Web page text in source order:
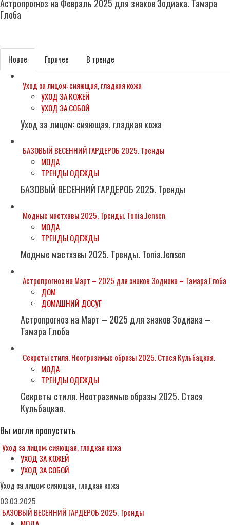
Астропрогноз на Февраль 2025 для знаков Зодиака. Тамара
Глоба
Новое Горячее В тренде
Уход за лицом: сияющая, гладкая кожа
УХОД ЗА КОЖЕЙ
УХОД ЗА СОБОЙ
Уход за лицом: сияющая, гладкая кожа
БАЗОВЫЙ ВЕСЕННИЙ ГАРДЕРОБ 2025. Тренды
МОДА
ТРЕНДЫ ОДЕЖДЫ
БАЗОВЫЙ ВЕСЕННИЙ ГАРДЕРОБ 2025. Тренды
Модные мастхэвы 2025. Тренды. Tonia.Jensen
МОДА
ТРЕНДЫ ОДЕЖДЫ
Модные мастхэвы 2025. Тренды. Tonia.Jensen
Астропрогноз на Март – 2025 для знаков Зодиака – Тамара Глоба
ДОМ
ДОМАШНИЙ ДОСУГ
Астропрогноз на Март – 2025 для знаков Зодиака –
Тамара Глоба
Секреты стиля. Неотразимые образы 2025. Стася Кульбацкая.
МОДА
ТРЕНДЫ ОДЕЖДЫ
Секреты стиля. Неотразимые образы 2025. Стася
Кульбацкая.
Вы могли пропустить
Уход за лицом: сияющая, гладкая кожа
УХОД ЗА КОЖЕЙ
УХОД ЗА СОБОЙ
Уход за лицом: сияющая, гладкая кожа
03.03.2025
БАЗОВЫЙ ВЕСЕННИЙ ГАРДЕРОБ 2025. Тренды